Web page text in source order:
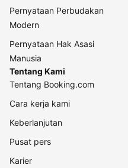
Pernyataan Perbudakan
Modern
Pernyataan Hak Asasi
Manusia
Tentang Kami
Tentang Booking.com
Cara kerja kami
Keberlanjutan
Pusat pers
Karier